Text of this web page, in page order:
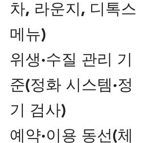
차, 라운지, 디톡스
메뉴)
위생·수질 관리 기
준(정화 시스템·정
기 검사)
예약·이용 동선(체